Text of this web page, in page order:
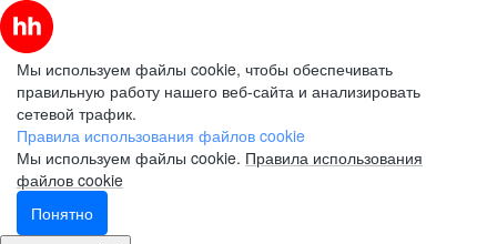
Мы используем файлы cookie, чтобы обеспечивать
правильную работу нашего веб-сайта и анализировать
сетевой трафик.
Правила использования файлов cookie
Мы используем файлы cookie. Правила использования
файлов cookie
Понятно